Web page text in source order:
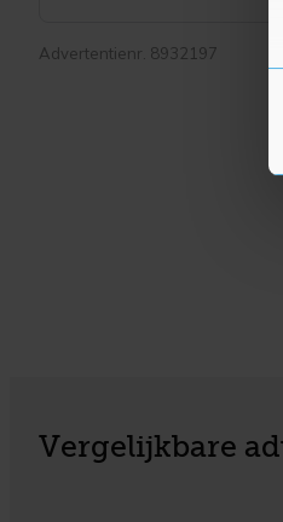
Advertentienr. 8932197
Vergelijkbare